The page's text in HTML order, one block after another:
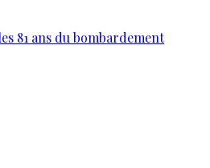
81 ans du bombardement